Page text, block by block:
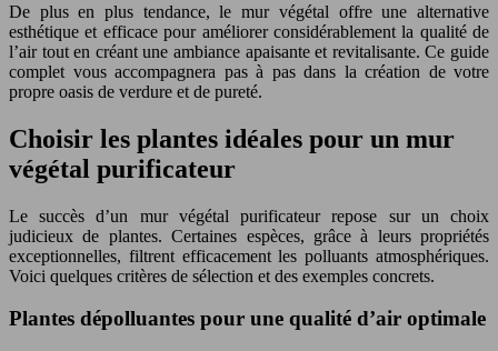
De plus en plus tendance, le mur végétal offre une alternative
esthétique et efficace pour améliorer considérablement la qualité de
l’air tout en créant une ambiance apaisante et revitalisante. Ce guide
complet vous accompagnera pas à pas dans la création de votre
propre oasis de verdure et de pureté.
Choisir les plantes idéales pour un mur
végétal purificateur
Le succès d’un mur végétal purificateur repose sur un choix
judicieux de plantes. Certaines espèces, grâce à leurs propriétés
exceptionnelles, filtrent efficacement les polluants atmosphériques.
Voici quelques critères de sélection et des exemples concrets.
Plantes dépolluantes pour une qualité d’air optimale